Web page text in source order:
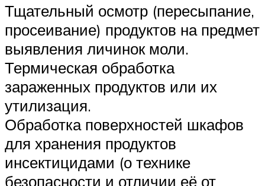
Тщательный осмотр (пересыпание,
просеивание) продуктов на предмет
выявления личинок моли.
Термическая обработка
зараженных продуктов или их
утилизация.
Обработка поверхностей шкафов
для хранения продуктов
инсектицидами (о технике
безопасности и отличии её от